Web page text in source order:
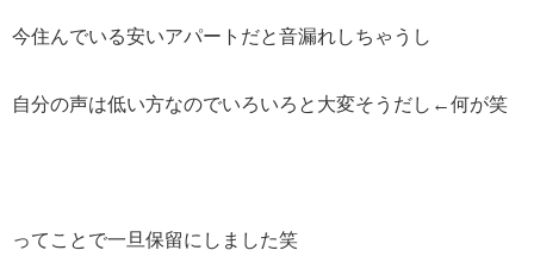
今住んでいる安いアパートだと音漏れしちゃうし
自分の声は低い方なのでいろいろと大変そうだし←何が笑
ってことで一旦保留にしました笑